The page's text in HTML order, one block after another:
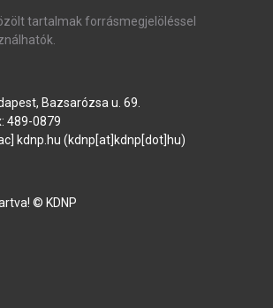
tartalmak forrásmegjelöléssel
Bazsarózsa u. 69.
489-0879
kdnp hu (kdnp[at]kdnp[dot]hu)
© KDNP